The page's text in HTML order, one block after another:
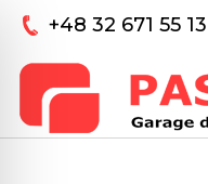
+48 32 671 55 13